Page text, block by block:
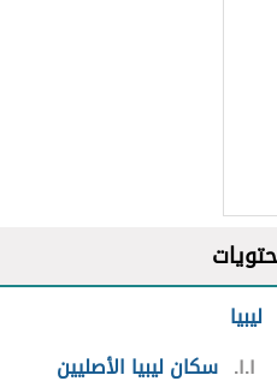
ليبيا
١.١ سكان ليبيا الأصليين